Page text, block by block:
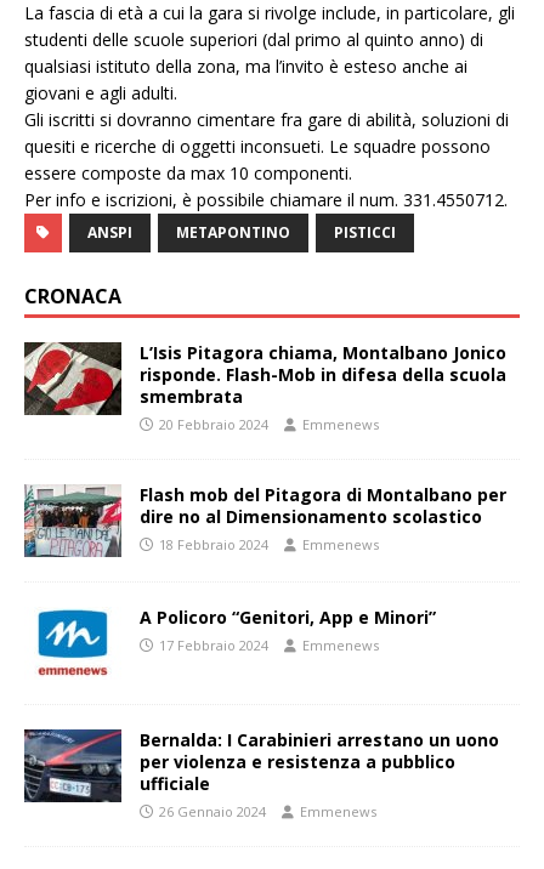
La fascia di età a cui la gara si rivolge include, in particolare, gli
studenti delle scuole superiori (dal primo al quinto anno) di
qualsiasi istituto della zona, ma l’invito è esteso anche ai
giovani e agli adulti.
Gli iscritti si dovranno cimentare fra gare di abilità, soluzioni di
quesiti e ricerche di oggetti inconsueti. Le squadre possono
essere composte da max 10 componenti.
Per info e iscrizioni, è possibile chiamare il num. 331.4550712.
ANSPI METAPONTINO PISTICCI
CRONACA
L’Isis Pitagora chiama, Montalbano Jonico
risponde. Flash-Mob in difesa della scuola
smembrata
20 Febbraio 2024 Emmenews
Flash mob del Pitagora di Montalbano per
dire no al Dimensionamento scolastico
18 Febbraio 2024 Emmenews
A Policoro “Genitori, App e Minori”
17 Febbraio 2024 Emmenews
Bernalda: I Carabinieri arrestano un uono
per violenza e resistenza a pubblico
ufficiale
26 Gennaio 2024 Emmenews